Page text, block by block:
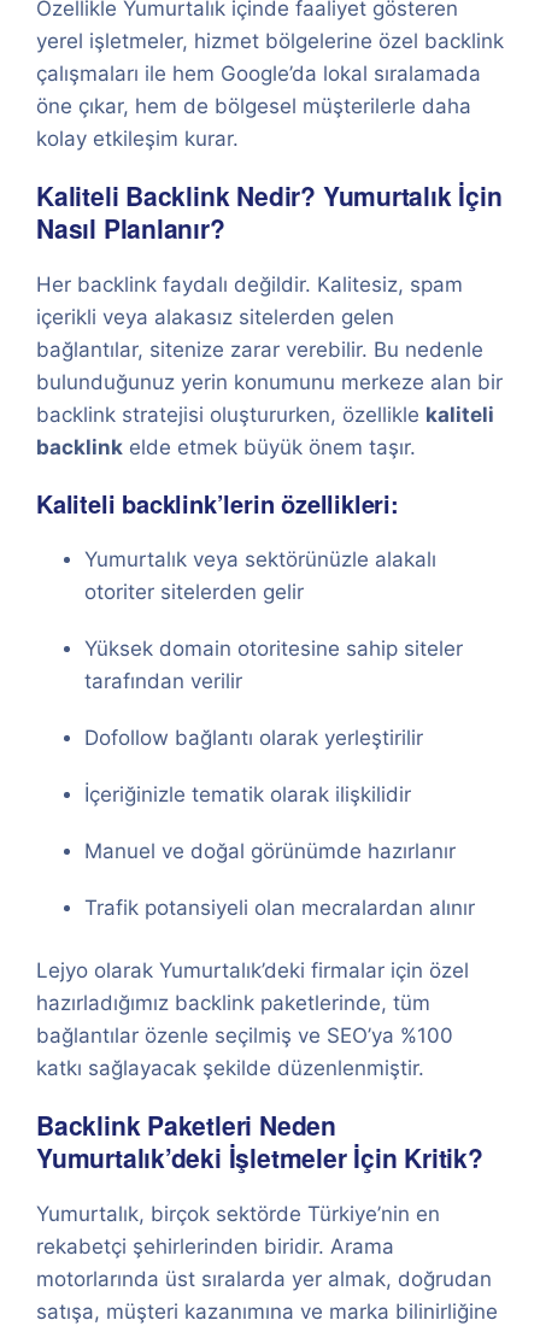
Özellikle Yumurtalık içinde faaliyet gösteren
yerel işletmeler, hizmet bölgelerine özel backlink
çalışmaları ile hem Google’da lokal sıralamada
öne çıkar, hem de bölgesel müşterilerle daha
kolay etkileşim kurar.
Kaliteli Backlink Nedir? Yumurtalık İçin
Nasıl Planlanır?
Her backlink faydalı değildir. Kalitesiz, spam
içerikli veya alakasız sitelerden gelen
bağlantılar, sitenize zarar verebilir. Bu nedenle
bulunduğunuz yerin konumunu merkeze alan bir
backlink stratejisi oluştururken, özellikle kaliteli
backlink elde etmek büyük önem taşır.
Kaliteli backlink’lerin özellikleri:
Yumurtalık veya sektörünüzle alakalı
otoriter sitelerden gelir
Yüksek domain otoritesine sahip siteler
tarafından verilir
Dofollow bağlantı olarak yerleştirilir
İçeriğinizle tematik olarak ilişkilidir
Manuel ve doğal görünümde hazırlanır
Trafik potansiyeli olan mecralardan alınır
Lejyo olarak Yumurtalık’deki firmalar için özel
hazırladığımız backlink paketlerinde, tüm
bağlantılar özenle seçilmiş ve SEO’ya %100
katkı sağlayacak şekilde düzenlenmiştir.
Backlink Paketleri Neden
Yumurtalık’deki İşletmeler İçin Kritik?
Yumurtalık, birçok sektörde Türkiye’nin en
rekabetçi şehirlerinden biridir. Arama
motorlarında üst sıralarda yer almak, doğrudan
satışa, müşteri kazanımına ve marka bilinirliğine